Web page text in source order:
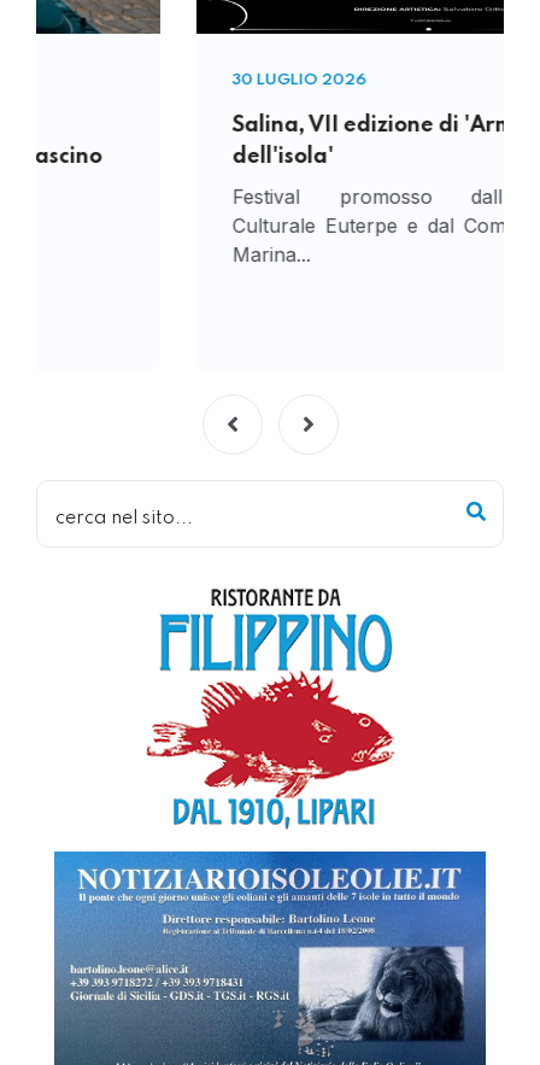
Salina, VII edizione di 'Armonie
dell'isola'
Festival promosso dall'Associazione
Culturale Euterpe e dal Comune di Santa